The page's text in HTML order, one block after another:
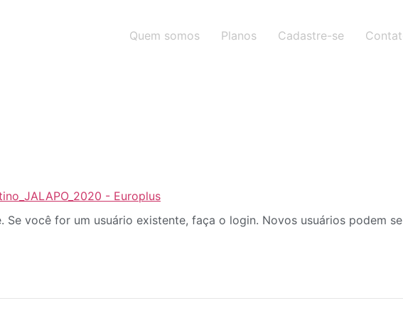
Quem somos Planos Cadastre-se
- Europlus
você for um usuário existente, faça o login. Novos usuários podem